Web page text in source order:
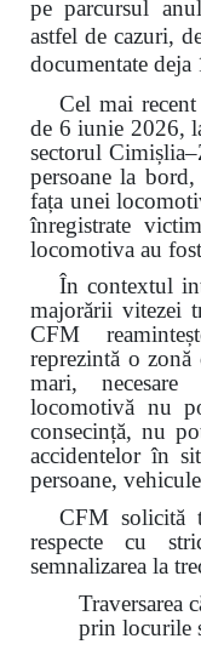
pe parcursul
astfel de cazuri,
documentate deja
Cel mai
de 6 iunie 2026,
sectorul
persoane la
fața unei
înregistrate
locomotiva au
În contextul
majorării vitezei
CFM
reprezintă o
mari,
locomotivă nu
consecință, nu
accidentelor în
persoane,
CFM solicită
respecte cu
semnalizarea la
Traversarea
prin locurile